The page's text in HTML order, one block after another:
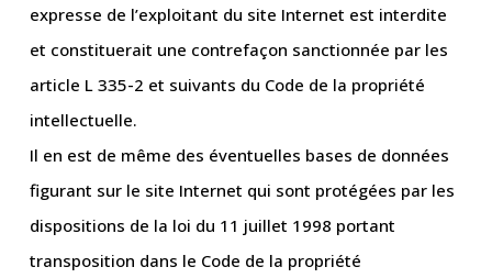
expresse de l’exploitant du site Internet est interdite
et constituerait une contrefaçon sanctionnée par les
article L 335-2 et suivants du Code de la propriété
intellectuelle.
Il en est de même des éventuelles bases de données
figurant sur le site Internet qui sont protégées par les
dispositions de la loi du 11 juillet 1998 portant
transposition dans le Code de la propriété